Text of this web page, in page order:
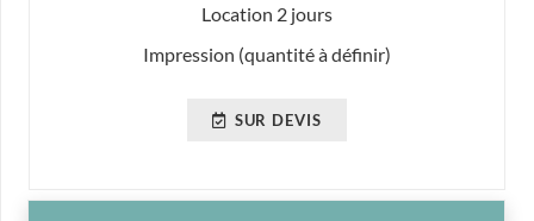
Location 2 jours
Impression (quantité à définir)
SUR DEVIS